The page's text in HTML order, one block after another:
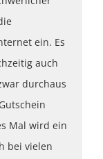
ein. Es
auch
durchaus
Mal wird ein
bei vielen